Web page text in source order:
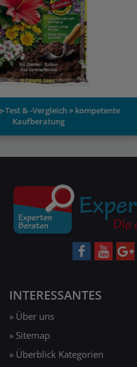
Grasschere Test
INTERESSANTES
» Über uns
» Sitemap
» Überblick Kategorien